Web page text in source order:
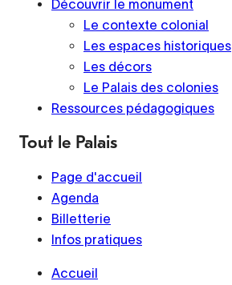
Découvrir le monument
Le contexte colonial
Les espaces historiques
Les décors
Le Palais des colonies
Ressources pédagogiques
Tout le Palais
Page d'accueil
Agenda
Billetterie
Infos pratiques
Accueil